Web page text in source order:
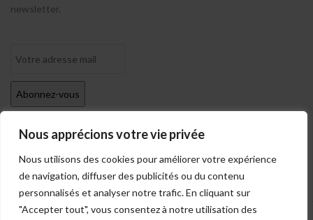
Nous apprécions votre vie privée
Nous utilisons des cookies pour améliorer votre expérience
de navigation, diffuser des publicités ou du contenu
personnalisés et analyser notre trafic. En cliquant sur
"Accepter tout", vous consentez à notre utilisation des
newsletter.